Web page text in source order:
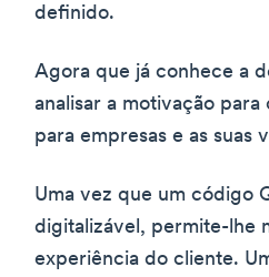
definido.
Agora que já conhece a
analisar a motivação
para empresas e as suas
Uma vez que um código
digitalizável, permite-lhe
experiência do cliente.